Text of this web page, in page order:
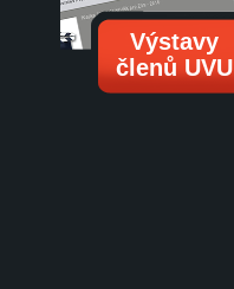
Výstavy
členů UVU